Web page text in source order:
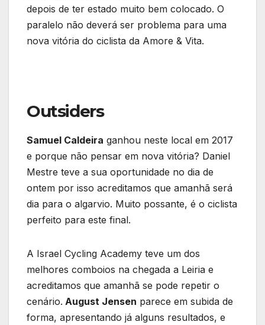
depois de ter estado muito bem colocado. O
paralelo não deverá ser problema para uma
nova vitória do ciclista da Amore & Vita.
Outsiders
Samuel Caldeira ganhou neste local em 2017
e porque não pensar em nova vitória? Daniel
Mestre teve a sua oportunidade no dia de
ontem por isso acreditamos que amanhã será
dia para o algarvio. Muito possante, é o ciclista
perfeito para este final.
A Israel Cycling Academy teve um dos
melhores comboios na chegada a Leiria e
acreditamos que amanhã se pode repetir o
cenário. August Jensen parece em subida de
forma, apresentando já alguns resultados, e